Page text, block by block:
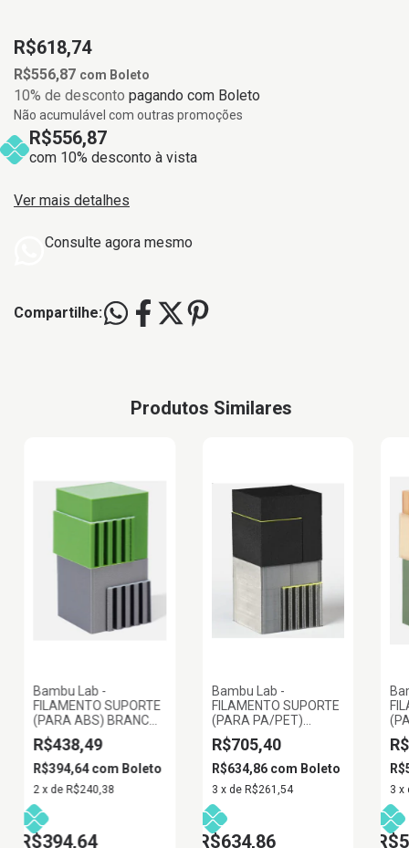
R$618,74
R$556,87 com Boleto
10% de desconto pagando com Boleto
Não acumulável com outras promoções
R$556,87
com 10% desconto à vista
Ver mais detalhes
Consulte agora mesmo
Compartilhe:
Produtos Similares
Bambu Lab -
FILAMENTO SUPORTE
(PARA ABS) BRANCO
C/ CARRETEL
REUTILIZAVEL 0.5KG
1.75MM BAMBU LAB
R$438,49
R$394,64com Boleto
2 x de R$240,38
R$394,64
Bambu Lab -
FILAMENTO SUPORTE
(PARA PA/PET)
VERDE C/ CARRETEL
REUTILIZAVEL 0.5KG
1.75MM BAMBU LAB
R$705,40
R$634,86 com Boleto
3 x de R$261,54
R$634,86
3 x